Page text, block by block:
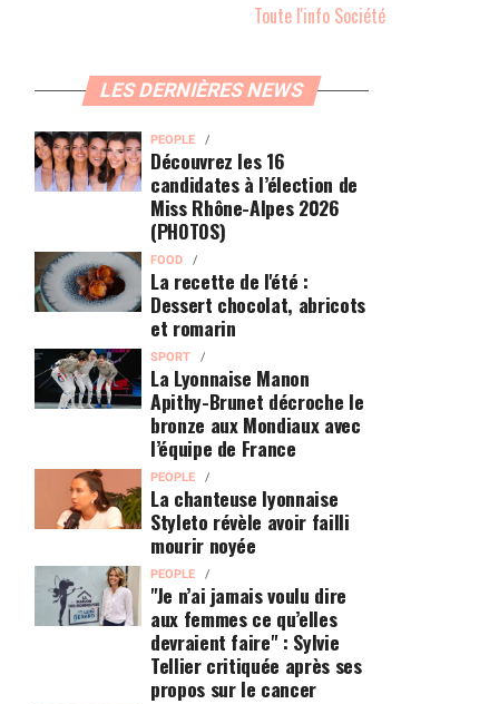
Toute l'info Société
LES DERNIÈRES NEWS
PEOPLE
Découvrez les 16
candidates à l’élection de
Miss Rhône-Alpes 2026
(PHOTOS)
FOOD
La recette de l'été :
Dessert chocolat, abricots
et romarin
SPORT
La Lyonnaise Manon
Apithy-Brunet décroche le
bronze aux Mondiaux avec
l’équipe de France
PEOPLE
La chanteuse lyonnaise
Styleto révèle avoir failli
mourir noyée
PEOPLE
"Je n’ai jamais voulu dire
aux femmes ce qu’elles
devraient faire" : Sylvie
Tellier critiquée après ses
propos sur le cancer